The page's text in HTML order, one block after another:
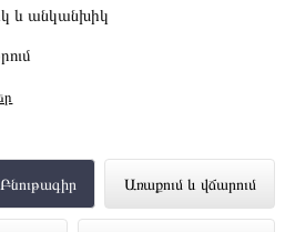
և անկանխիկ
Բնութագիր Առաքում և վճարում
SJ-PV73K-BK
առցանց